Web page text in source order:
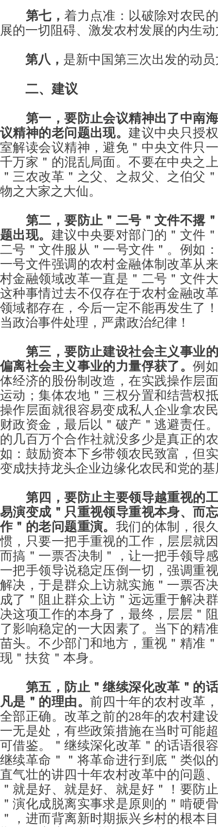
第七，着力点准：以破除对农民
展的一切阻碍、激发农村发展的内生
第八， 是新中国第三次出发的动
二、建议
第一，要防止会议精神出了中南
议精神的老问题出现。 建议中央只授
室解读会议精神，避免＂中央文件只
千万家＂的混乱局面。不要在中央之
＂三农改革＂之父、之叔父、之伯父
物之大家之大仙。
第二，要防止＂二号＂文件不撂
题出现。 建议中央要对部门的＂文件
二号＂文件服从＂一号文件＂。例如
一号文件强调的农村金融体制改革从
村金融领域改革一直是＂二号＂文件
这种事情过去不仅存在于农村金融改
领域都存在，今后一定不能再发生了
当政治事件处理，严肃政治纪律！
第三，要防止建设社会主义事业
偏离社会主义事业的力量俘获了。例
体经济的股份制改造，在实践操作层
运动；集体农地＂三权分置和结营权
操作层面就很容易变成私人企业拿农
财政资金，最后以＂破产＂逃避责任
的几百万个合作社就没多少是真正的
如：鼓励资本下乡带领农民致富，但
变成扶持龙头企业边缘化农民和党的
第四，要防止主要领导越重视的
易演变成＂只重视领导重视本身、而
作＂的老问题重演。 我们的体制，很
惯，只要一把手重视的工作，层层就
而搞＂一票否决制＂，让一把手领导
一把手领导说稳定压倒一切，强调重
解决，于是群众上访就实施＂一票否
成了＂阻止群众上访＂远远重于解决
决这项工作的本身了，最终，层层＂
了影响稳定的一大因素了。当下的精
苗头。不少部门和地方，重视＂精准
现＂扶贫＂本身。
第五，防止＂继续深化改革＂的
凡是＂的理由。 前四十年的农村改革
全部正确。改革之前的28年的农村建
一无是处，有些政策措施在当时可能
可借鉴。＂继续深化改革＂的话语很
继续革命＂＂将革命进行到底＂类似
直气壮的讲四十年农村改革中的问题
＂就是好、就是好、就是好＂！要防
＂演化成脱离实事求是原则的＂啃硬
＂，进而背离新时期振兴乡村的根本